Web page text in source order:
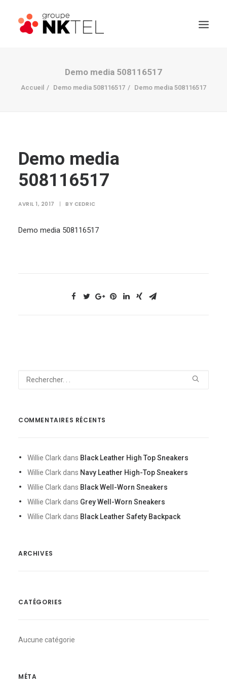
Demo media 508116517
Accueil Demo media 508116517 Demo media 508116517
Demo media
508116517
AVRIL 1, 2017 | BY CEDRIC
Demo media 508116517
COMMENTAIRES RÉCENTS
Willie Clark dans Black Leather High Top Sneakers
Willie Clark dans Navy Leather High-Top Sneakers
Willie Clark dans Black Well-Worn Sneakers
Willie Clark dans Grey Well-Worn Sneakers
Willie Clark dans Black Leather Safety Backpack
ARCHIVES
CATÉGORIES
Aucune catégorie
MÉTA